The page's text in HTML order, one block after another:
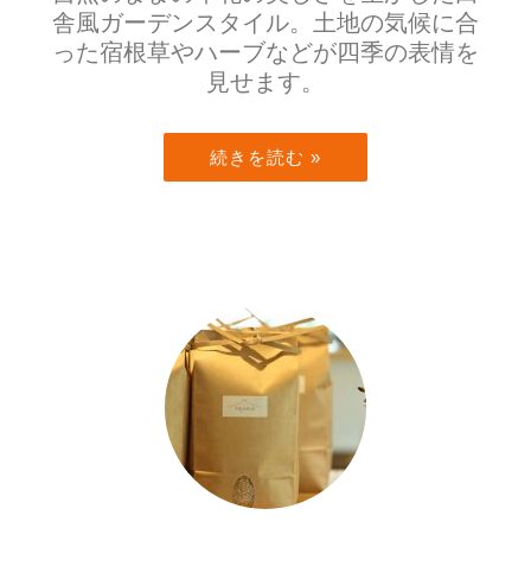
舎風ガーデンスタイル。土地の気候に合
った宿根草やハーブなどが四季の表情を
見せます。
続きを読む »